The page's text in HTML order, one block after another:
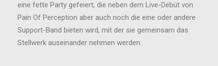
eine fette Party gefeiert, die neben dem Live-Debüt von
Pain Of Perception aber auch noch die eine oder andere
Support-Band bieten wird, mit der sie gemeinsam das
Stellwerk auseinander nehmen werden.